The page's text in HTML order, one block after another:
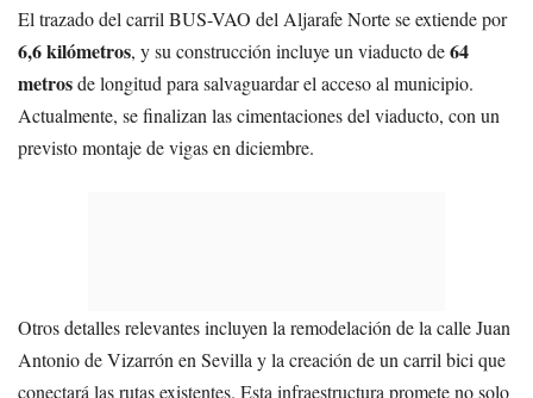
El trazado del carril BUS-VAO del Aljarafe Norte se extiende por
6,6 kilómetros, y su construcción incluye un viaducto de64
metrosde longitud para salvaguardar el acceso al municipio.
Actualmente, se finalizan las cimentaciones del viaducto, con un
previsto montaje de vigas en diciembre.
Otros detalles relevantes incluyen la remodelación de la calle Juan
Antonio de Vizarrón en Sevilla y la creación de un carril bici que
conectará las rutas existentes. Esta infraestructura promete no solo